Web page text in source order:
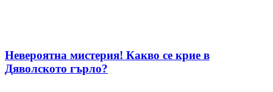
Невероятна мистерия! Какво се крие в
Дяволското гърло?